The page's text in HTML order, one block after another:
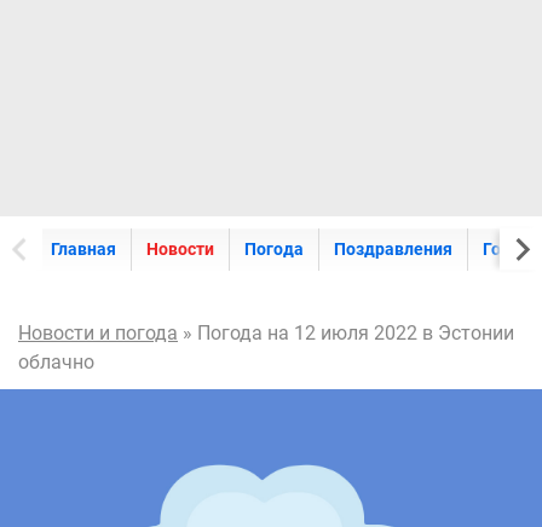
Главная Новости Погода Поздравления
Новости и погода » Погода на 12 июля 2022 в Эстонии
облачно